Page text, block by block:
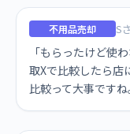
不用品売却 S
「もらったけど使
取Xで比較したら店
比較って大事ですね